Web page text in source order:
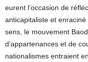
eurent l’occasion de
anticapitaliste et
sens, le mouvement
d’appartenances et de
nationalismes entraient